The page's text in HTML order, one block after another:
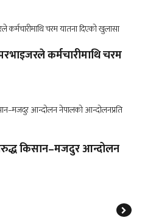
कर्मचारीमाथि चरम
किसान–मजदुर आन्दोलन